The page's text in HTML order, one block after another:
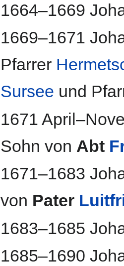
1664–1669
1669–1671
Pfarrer
Sursee und
1671
Sohn von Abt
1671–1683
von Pater
1683–1685
1685–1690